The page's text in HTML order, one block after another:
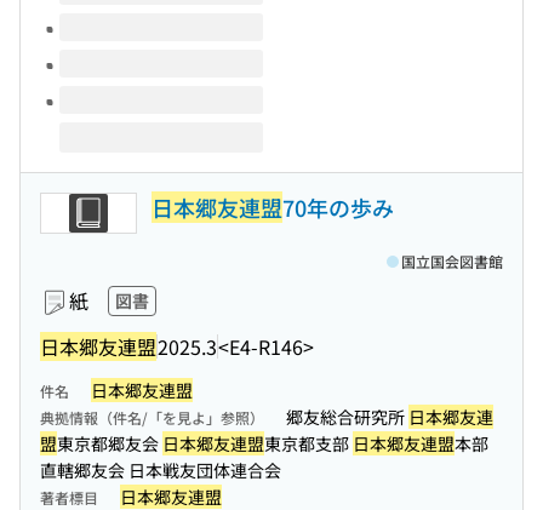
日本郷友連盟70年の歩み
紙 図書
日本郷友連盟2025.3<E4-R146>
国立国会図書館
件名 日本郷友連盟
典拠情報（件名/「を見よ」参照） 郷友総合研究所 日本郷友連
盟東京都郷友会 日本郷友連盟東京都支部 日本郷友連盟本部
直轄郷友会 日本戦友団体連合会
著者標目 日本郷友連盟